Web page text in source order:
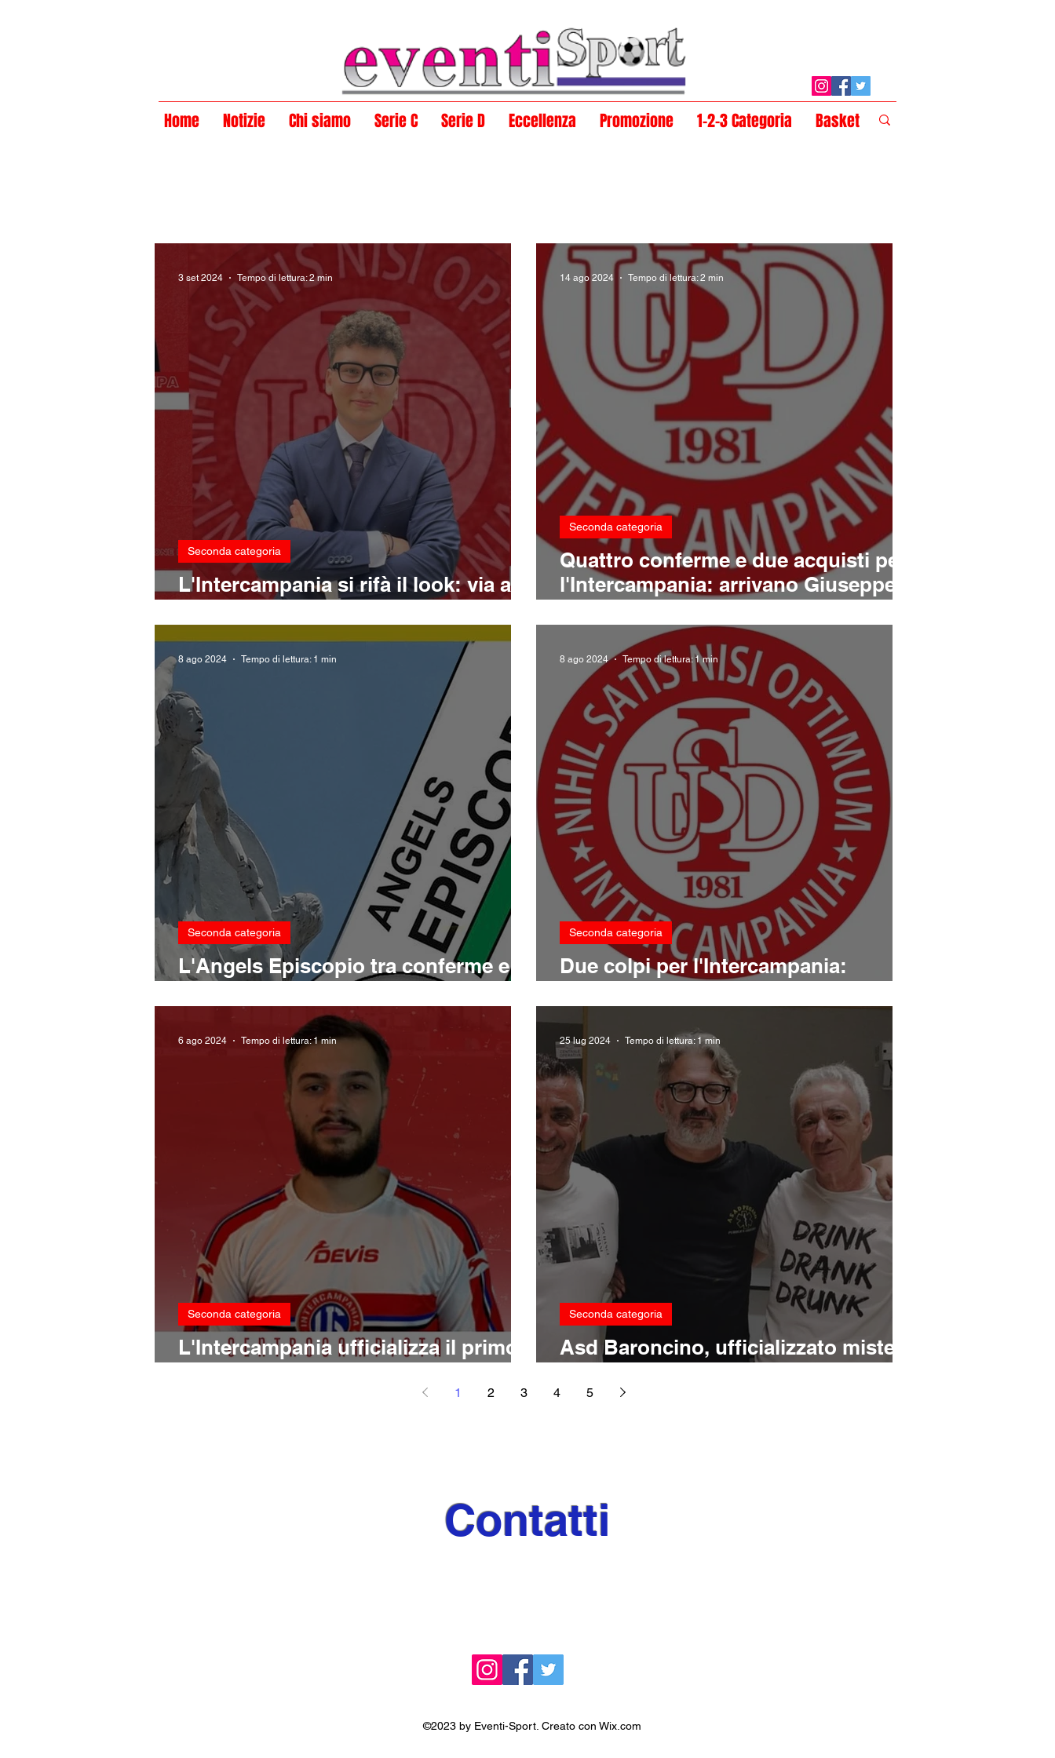
Home Notizie Chi siamo Serie C Serie D Eccellenza Promozione 1-2-3 Categoria Basket
L'Intercampania si rifà il look: via alla
Seconda categoria
3 set 2024 Tempo di lettura: 2 min
Quattro conferme e due acquisti per
l'Intercampania: arrivano Giuseppe
Seconda categoria
14 ago 2024 Tempo di lettura: 2 min
L'Angels Episcopio tra conferme e
Seconda categoria
8 ago 2024 Tempo di lettura: 1 min
Due colpi per l'Intercampania:
Seconda categoria
8 ago 2024 Tempo di lettura: 1 min
L'Intercampania ufficializza il primo
Seconda categoria
6 ago 2024 Tempo di lettura: 1 min
Asd Baroncino, ufficializzato mister
Seconda categoria
25 lug 2024 Tempo di lettura: 1 min
1 2 3 4 5
Contatti
©2023 by Eventi-Sport. Creato con Wix.com